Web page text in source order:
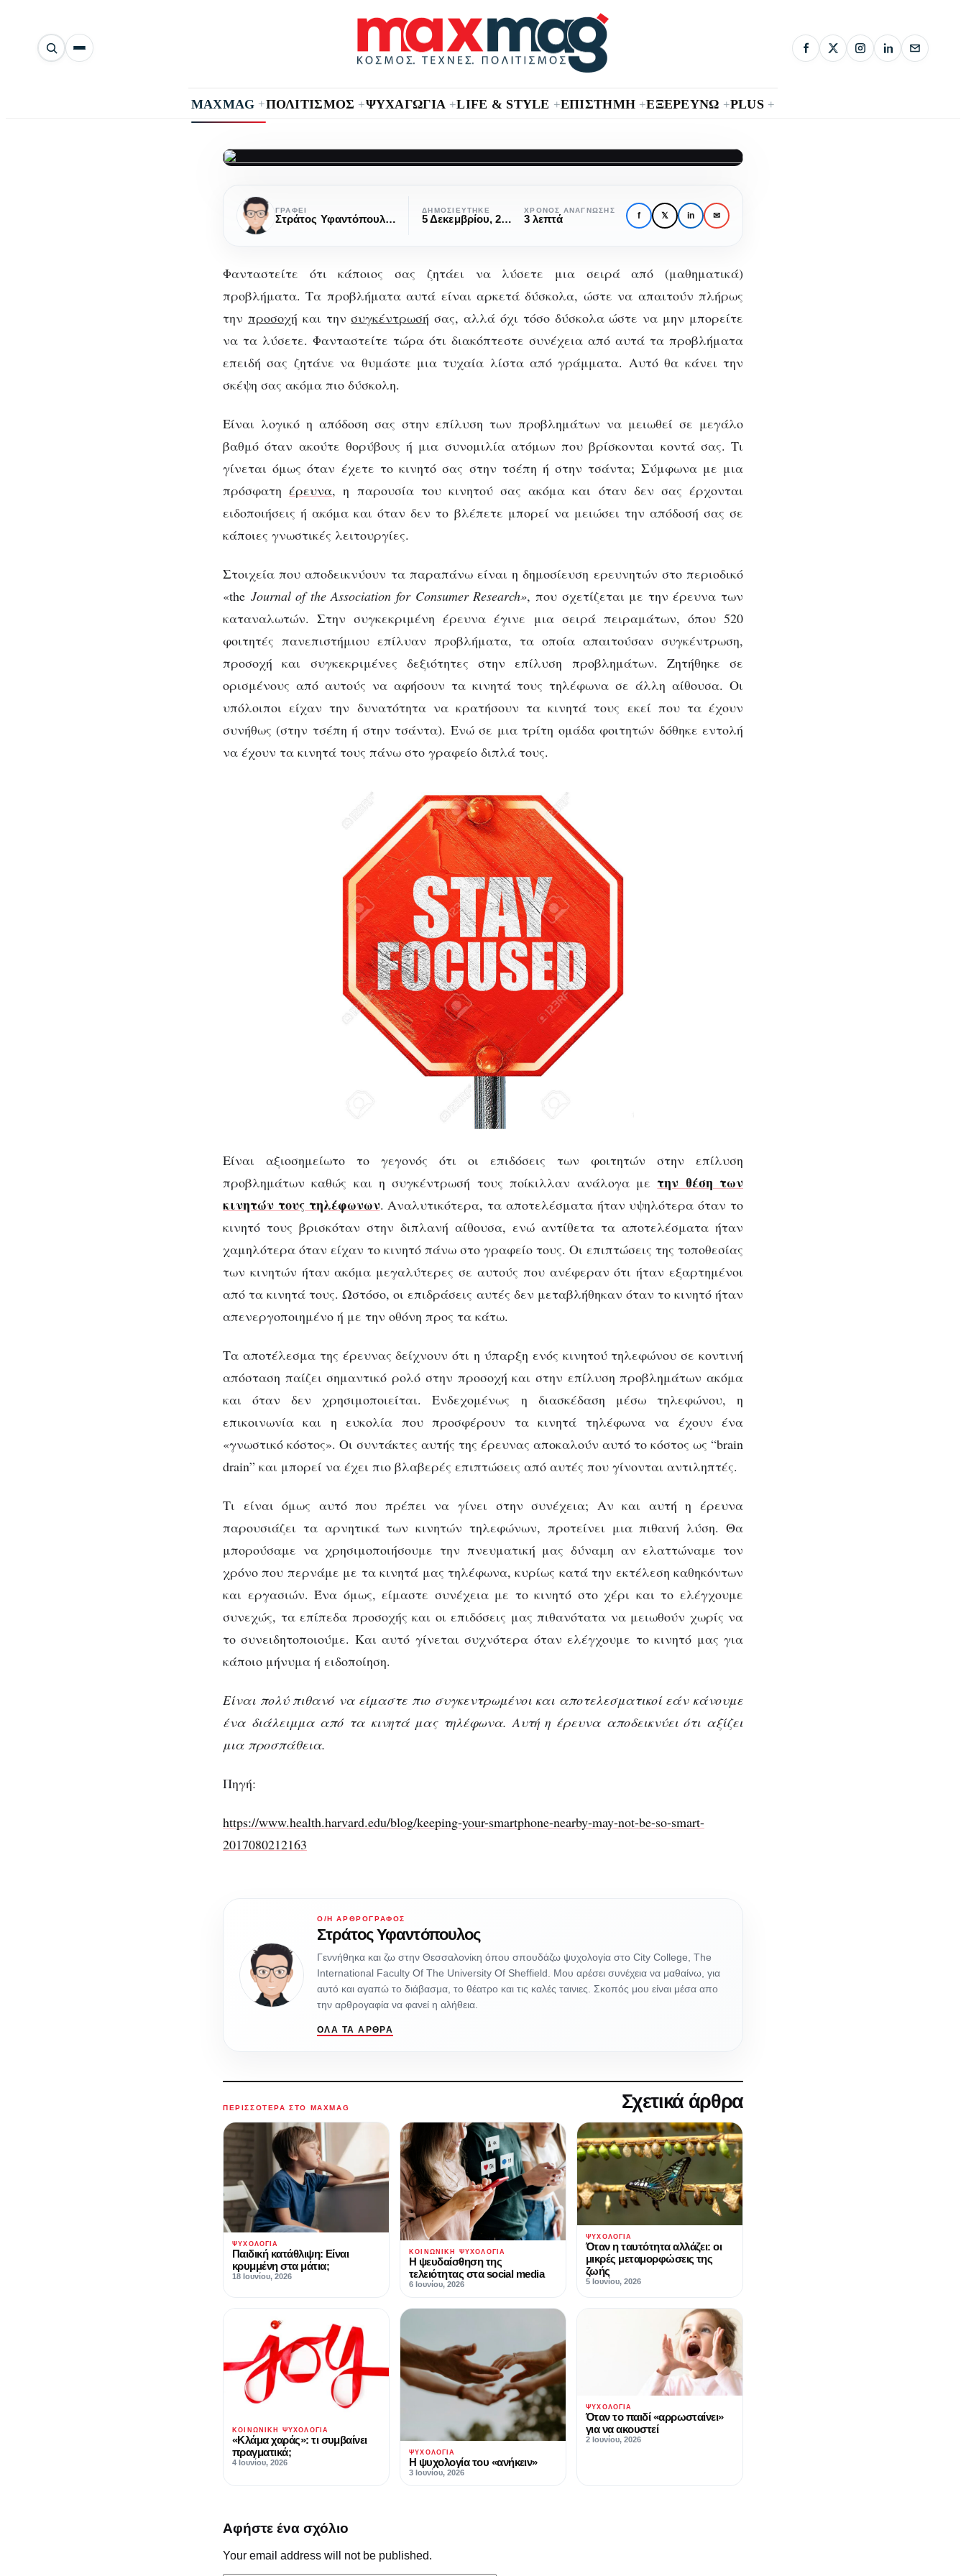
Αναζήτηση
άρθρων
MAXMAG +ΠΟΛΙΤΙΣΜΟΣ +ΨΥΧΑΓΩΓΙΑ +LIFE & STYLE +ΕΠΙΣΤΗΜΗ +ΕΞΕΡΕΥΝΩ +PLUS +
Συγκέντρωση και κινητά
τηλέφωνα
Συγκέντρωση
και
κινητά
ΓΡΆΦΕΙ
Στράτος Υφαντόπουλος
ΔΗΜΟΣΙΕΎΤΗΚΕ
5 Δεκεμβρίου, 2017
ΧΡΌΝΟΣ ΑΝΆΓΝΩΣΗΣ
3 λεπτά f 𝕏 in ✉
Φανταστείτε ότι κάποιος σας ζητάει να λύσετε μια σειρά από (μαθηματικά)
προβλήματα. Τα προβλήματα αυτά είναι αρκετά δύσκολα, ώστε να απαιτούν πλήρως
την προσοχή και τηνσυγκέντρωσή σας, αλλά όχι τόσο δύσκολα ώστε να μην μπορείτε
να τα λύσετε. Φανταστείτε τώρα ότι διακόπτεστε συνέχεια από αυτά τα προβλήματα
επειδή σας ζητάνε να θυμάστε μια τυχαία λίστα από γράμματα. Αυτό θα κάνει την
σκέψη σας ακόμα πιο δύσκολη.
Είναι λογικό η απόδοση σας στην επίλυση των προβλημάτων να μειωθεί σε μεγάλο
βαθμό όταν ακούτε θορύβους ή μια συνομιλία ατόμων που βρίσκονται κοντά σας. Τι
γίνεται όμως όταν έχετε το κινητό σας στην τσέπη ή στην τσάντα; Σύμφωνα με μια
πρόσφατηέρευνα, η παρουσία του κινητού σας ακόμα και όταν δεν σας έρχονται
ειδοποιήσεις ή ακόμα και όταν δεν το βλέπετε μπορεί να μειώσει την απόδοσή σας σε
κάποιες γνωστικές λειτουργίες.
Στοιχεία που αποδεικνύουν τα παραπάνω είναι η δημοσίευση ερευνητών στο περιοδικό
«the Journal of the Association for Consumer Research», που σχετίζεται με την έρευνα των
καταναλωτών. Στην συγκεκριμένη έρευνα έγινε μια σειρά πειραμάτων, όπου 520
φοιτητές πανεπιστήμιου επίλυαν προβλήματα, τα οποία απαιτούσαν συγκέντρωση,
προσοχή και συγκεκριμένες δεξιότητες στην επίλυση προβλημάτων. Ζητήθηκε σε
ορισμένους από αυτούς να αφήσουν τα κινητά τους τηλέφωνα σε άλλη αίθουσα. Οι
υπόλοιποι είχαν την δυνατότητα να κρατήσουν τα κινητά τους εκεί που τα έχουν
συνήθως (στην τσέπη ή στην τσάντα). Ενώ σε μια τρίτη ομάδα φοιτητών δόθηκε εντολή
να έχουν τα κινητά τους πάνω στο γραφείο διπλά τους.
Είναι αξιοσημείωτο το γεγονός ότι οι επιδόσεις των φοιτητών στην επίλυση
προβλημάτων καθώς και η συγκέντρωσή τους ποίκιλλαν ανάλογα μετην θέση των
κινητών τους τηλέφωνων. Αναλυτικότερα, τα αποτελέσματα ήταν υψηλότερα όταν το
κινητό τους βρισκόταν στην διπλανή αίθουσα, ενώ αντίθετα τα αποτελέσματα ήταν
χαμηλότερα όταν είχαν το κινητό πάνω στο γραφείο τους. Οι επιπτώσεις της τοποθεσίας
των κινητών ήταν ακόμα μεγαλύτερες σε αυτούς που ανέφεραν ότι ήταν εξαρτημένοι
από τα κινητά τους. Ωστόσο, οι επιδράσεις αυτές δεν μεταβλήθηκαν όταν το κινητό ήταν
απενεργοποιημένο ή με την οθόνη προς τα κάτω.
Τα αποτέλεσμα της έρευνας δείχνουν ότι η ύπαρξη ενός κινητού τηλεφώνου σε κοντινή
απόσταση παίζει σημαντικό ρολό στην προσοχή και στην επίλυση προβλημάτων ακόμα
και όταν δεν χρησιμοποιείται. Ενδεχομένως η διασκέδαση μέσω τηλεφώνου, η
επικοινωνία και η ευκολία που προσφέρουν τα κινητά τηλέφωνα να έχουν ένα
«γνωστικό κόστος». Οι συντάκτες αυτής της έρευνας αποκαλούν αυτό το κόστος ως “brain
drain” και μπορεί να έχει πιο βλαβερές επιπτώσεις από αυτές που γίνονται αντιληπτές.
Τι είναι όμως αυτό που πρέπει να γίνει στην συνέχεια; Αν και αυτή η έρευνα
παρουσιάζει τα αρνητικά των κινητών τηλεφώνων, προτείνει μια πιθανή λύση. Θα
μπορούσαμε να χρησιμοποιήσουμε την πνευματική μας δύναμη αν ελαττώναμε τον
χρόνο που περνάμε με τα κινητά μας τηλέφωνα, κυρίως κατά την εκτέλεση καθηκόντων
και εργασιών. Ένα όμως, είμαστε συνέχεια με το κινητό στο χέρι και το ελέγχουμε
συνεχώς, τα επίπεδα προσοχής και οι επιδόσεις μας πιθανότατα να μειωθούν χωρίς να
το συνειδητοποιούμε. Και αυτό γίνεται συχνότερα όταν ελέγχουμε το κινητό μας για
κάποιο μήνυμα ή ειδοποίηση.
Είναι πολύ πιθανό να είμαστε πιο συγκεντρωμένοι και αποτελεσματικοί εάν κάνουμε
ένα διάλειμμα από τα κινητά μας τηλέφωνα. Αυτή η έρευνα αποδεικνύει ότι αξίζει
μια προσπάθεια.
Πηγή:
https://www.health.harvard.edu/blog/keeping-your-smartphone-nearby-may-not-be-so-smart-
2017080212163
Ο/Η ΑΡΘΡΟΓΡΆΦΟΣ
Στράτος Υφαντόπουλος
Γεννήθηκα και ζω στην Θεσσαλονίκη όπου σπουδάζω ψυχολογία στο City College, The
International Faculty Of The University Of Sheffield. Μου αρέσει συνέχεια να μαθαίνω, για
αυτό και αγαπώ το διάβασμα, το θέατρο και τις καλές ταινιες. Σκοπός μου είναι μέσα απο
την αρθρογαφία να φανεί η αλήθεια.
ΌΛΑ ΤΑ ΆΡΘΡΑ
ΠΕΡΙΣΣΌΤΕΡΑ ΣΤΟ MAXMAG Σχετικά άρθρα
ΨΥΧΟΛΟΓΊΑ
Παιδική κατάθλιψη: Είναι
κρυμμένη στα μάτια;
18 Ιουνίου, 2026
ΚΟΙΝΩΝΙΚΉ ΨΥΧΟΛΟΓΊΑ
Η ψευδαίσθηση της
τελειότητας στα social media
6 Ιουνίου, 2026
ΨΥΧΟΛΟΓΊΑ
Όταν η ταυτότητα αλλάζει: οι
μικρές μεταμορφώσεις της
ζωής
5 Ιουνίου, 2026
ΚΟΙΝΩΝΙΚΉ ΨΥΧΟΛΟΓΊΑ
«Κλάμα χαράς»: τι συμβαίνει
πραγματικά;
4 Ιουνίου, 2026
ΨΥΧΟΛΟΓΊΑ
Η ψυχολογία του «ανήκειν»
3 Ιουνίου, 2026
ΨΥΧΟΛΟΓΊΑ
Όταν το παιδί «αρρωσταίνει»
για να ακουστεί
2 Ιουνίου, 2026
Αφήστε ένα σχόλιο
Your email address will not be published.